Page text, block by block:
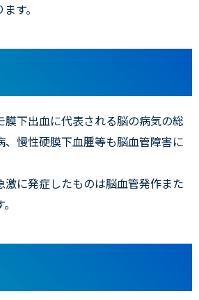
す。
膜下出血に代表される脳の病気の総
慢性硬膜下血腫等も脳血管障害に
に発症したものは脳血管発作また